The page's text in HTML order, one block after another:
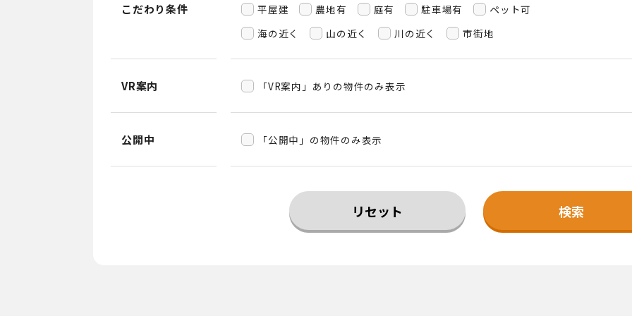
こだわり条件 平屋建 農地有 庭有 駐車場有
ペット可
海の近く
山の近く 川の近く 市街地
VR案内 「VR案内」ありの物件のみ表示
公開中 「公開中」の物件のみ表示
リセット 検索